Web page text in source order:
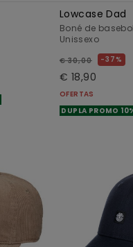
Lowcase Dad
Boné de
Unissexo
€ 30,00 37%
€ 18,90
OFERTAS
DUPLA PROMO